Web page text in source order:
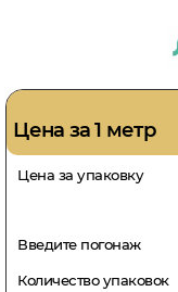
Цена за 1 метр
Цена за упаковку
Введите погонаж
Количество упаковок